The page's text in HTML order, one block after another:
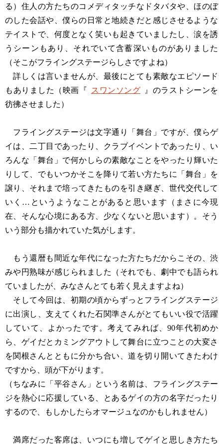
る）住人の方たちのコメディタッチなドタバタや、ほのぼ
のした会話や、僕らの日常と地続きだと感じさせるような
テイストで、何度となく笑いも起きていましたし、涙を誘
うシーンもあり、それでいて含蓄深いものがありました
（そこがフライングステージらしさですよね）
詳しくは言いませんが、最後にとても素敵なエピソード
もありました（映画『
スワンソング
』のラストシーンを
彷彿させました）
フライングステージは文字通り「舞台」ですが、僕らゲ
イは、二丁目であったり、クラブイベントであったり、い
ろんな「舞台」で何かしらの素敵なことをやったり輝いた
りして、でもいつかそこを降りて若い方たちに「舞台」を
譲り、それまで培ってきたものを引き継ぎ、世代交代して
いく…というようなことがあると思います（まさに今現
在、そんな心境にある方、少なくないと思います）。そう
いう部分も描かれていた気がします。
もう還暦も間近な年代になった方たちだからこその、渋
みや円熟味が感じられました（それでも、劇中でも語られ
ていましたが、みなさんとても若く見えますよね）
そして今回は、初期の頃からずっとフライングステージ
に出演し、支えてくれた石関準さんがとてもいい役で活躍
していて、よかったです。考えてみれば、90年代初めか
ら、ゲイだとカミングアウトして舞台に立つことの大変さ
を関根さんとともに分かち合い、道を切り開いてきたわけ
ですから、頭が下がります。
（ちなみに「平谷さん」という名前は、フライングステー
ジを熱心に応援している、とあるゲイの方の名字だったり
するので、もしかしたらオマージュなのかもしれません）
満席だった客席は、いつにも増してゲイと思しき方たち